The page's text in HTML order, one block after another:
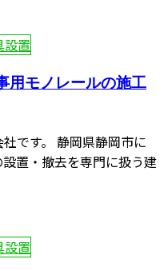
設置
用モノレールの施工
です。 静岡県静岡市に
置・撤去を専門に扱う建
設置